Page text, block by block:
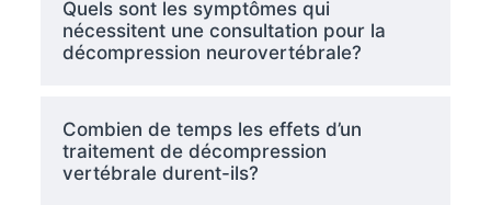
Quels sont les symptômes qui
nécessitent une consultation pour la
décompression neurovertébrale?
Combien de temps les effets d’un
traitement de décompression
vertébrale durent-ils?